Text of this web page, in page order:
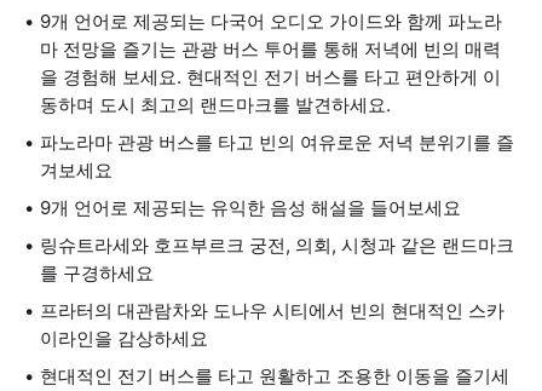
9개 언어로 제공되는 다국어 오디오 가이드와 함께 파노라
마 전망을 즐기는 관광 버스 투어를 통해 저녁에 빈의 매력
을 경험해 보세요. 현대적인 전기 버스를 타고 편안하게 이
동하며 도시 최고의 랜드마크를 발견하세요.
파노라마 관광 버스를 타고 빈의 여유로운 저녁 분위기를 즐
겨보세요
9개 언어로 제공되는 유익한 음성 해설을 들어보세요
링슈트라세와 호프부르크 궁전, 의회, 시청과 같은 랜드마크
를 구경하세요
프라터의 대관람차와 도나우 시티에서 빈의 현대적인 스카
이라인을 감상하세요
현대적인 전기 버스를 타고 원활하고 조용한 이동을 즐기세